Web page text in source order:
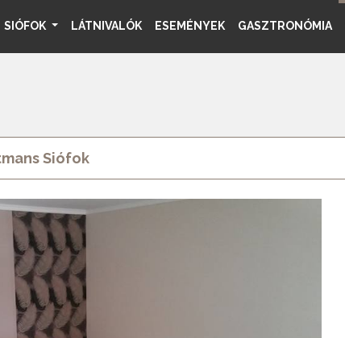
SIÓFOK LÁTNIVALÓK ESEMÉNYEK GASZTRONÓMIA
Siófok